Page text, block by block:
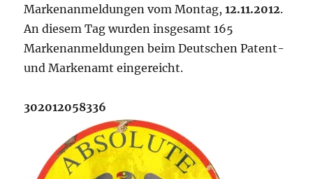
Markenanmeldungen vom Montag,12.11.2012.
An diesem Tag wurden insgesamt 165
Markenanmeldungen beim Deutschen Patent-
und Markenamt eingereicht.
302012058336